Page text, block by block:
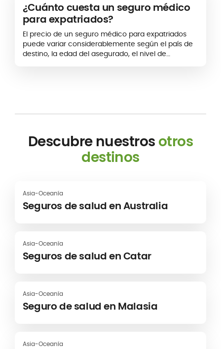
¿Cuánto cuesta un seguro médico
para expatriados?
El precio de un seguro médico para expatriados
puede variar considerablemente según el país de
destino, la edad del asegurado, el nivel de
Descubre nuestros otros
destinos
Asia-Oceanía
Seguros de salud en Australia
Asia-Oceanía
Seguros de salud en Catar
Asia-Oceanía
Seguro de salud en Malasia
Asia-Oceanía